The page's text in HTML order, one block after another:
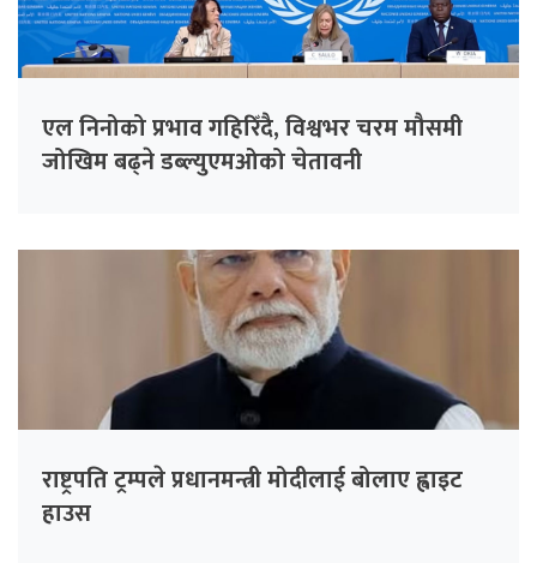
एल निनोको प्रभाव गहिरिँदै, विश्वभर चरम मौसमी
जोखिम बढ्ने डब्ल्युएमओको चेतावनी
राष्ट्रपति ट्रम्पले प्रधानमन्त्री मोदीलाई बोलाए ह्वाइट
हाउस